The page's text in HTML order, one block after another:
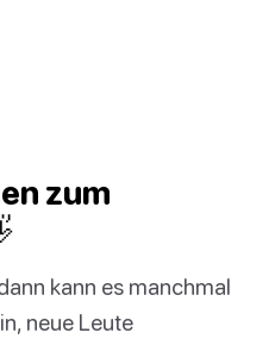
zum
kann es manchmal
neue Leute